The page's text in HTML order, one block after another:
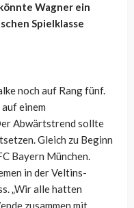
Wagner ein
Spielklasse
noch auf Rang fünf.
einem
Abwärtstrend sollte
Gleich zu Beginn
Bayern München.
in der Veltins-
„Wir alle hatten
zusammen mit